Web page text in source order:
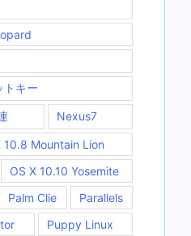
トキー
Nexus7
10.8 Mountain Lion
OS X 10.10 Yosemite
Palm Clie
Parallels
Puppy Linux